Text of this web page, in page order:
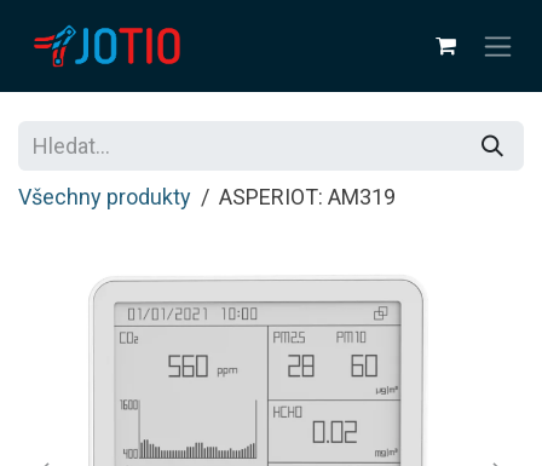
Všechny produkty ASPERIOT: AM319